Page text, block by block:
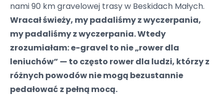
nami 90 km gravelowej trasy w Beskidach Małych.
Wracał świeży, my padaliśmy z wyczerpania,
my padaliśmy z wyczerpania. Wtedy
zrozumiałam: e-gravel to nie „rower dla
leniuchów” — to często rower dla ludzi, którzy z
różnych powodów nie mogą bezustannie
pedałować z pełną mocą.